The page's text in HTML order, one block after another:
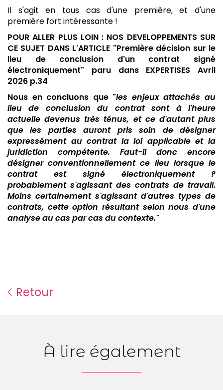
Il s'agit en tous cas d'une première, et d'une
première fort intéressante !
POUR ALLER PLUS LOIN : NOS DEVELOPPEMENTS SUR
CE SUJET DANS L'ARTICLE "Première décision sur le
lieu de conclusion d'un contrat signé
électroniquement" paru dans EXPERTISES Avril
2026 p.34
Nous en concluons que "les enjeux attachés au
lieu de conclusion du contrat sont à l'heure
actuelle devenus très ténus, et ce d'autant plus
que les parties auront pris soin de désigner
expressément au contrat la loi applicable et la
juridiction compétente. Faut-il donc encore
désigner conventionnellement ce lieu lorsque le
contrat est signé électroniquement ?
probablement s'agissant des contrats de travail.
Moins certainement s'agissant d'autres types de
contrats, cette option résultant selon nous d'une
analyse au cas par cas du contexte."
Retour
À lire également